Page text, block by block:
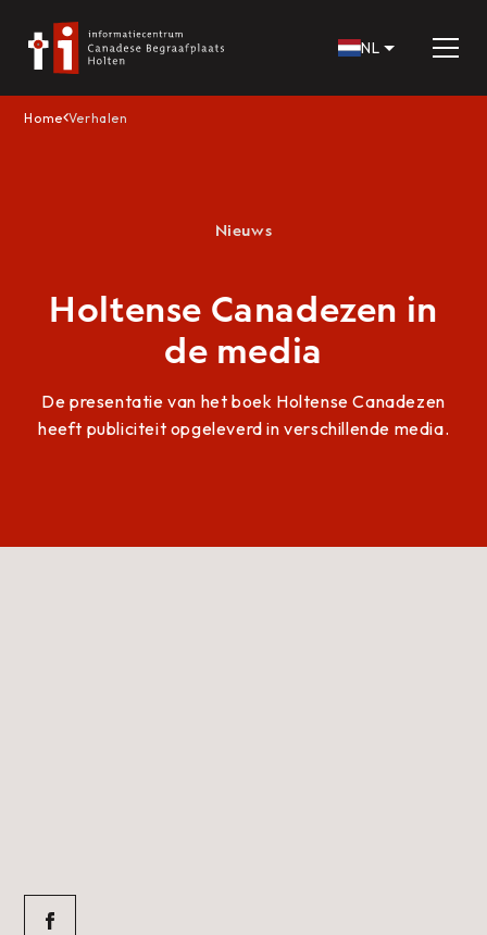
NL
Home Verhalen
Nieuws
Holtense Canadezen in
de media
De presentatie van het boek Holtense Canadezen
heeft publiciteit opgeleverd in verschillende media.